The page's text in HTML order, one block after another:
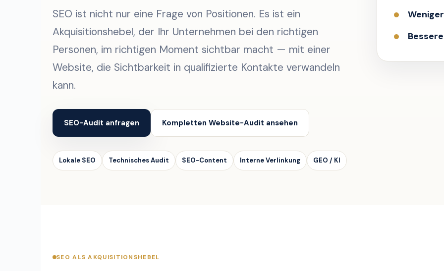
SEO ist nicht nur eine Frage von Positionen. Es ist ein
Akquisitionshebel, der Ihr Unternehmen bei den richtigen
Personen, im richtigen Moment sichtbar macht — mit einer
Website, die Sichtbarkeit in qualifizierte Kontakte verwandeln
kann.
SEO-Audit anfragen Kompletten Website-Audit ansehen
Lokale SEO Technisches Audit SEO-Content Interne Verlinkung GEO / KI
SEO ALS AKQUISITIONSHEBEL